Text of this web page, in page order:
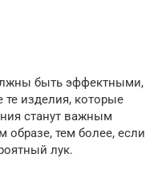
быть эффектными,
изделия, которые
станут важным
тем более, если
лук.